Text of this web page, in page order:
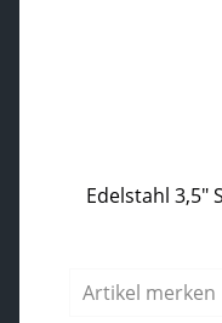
Edelstahl 3,5"
Artikel merken